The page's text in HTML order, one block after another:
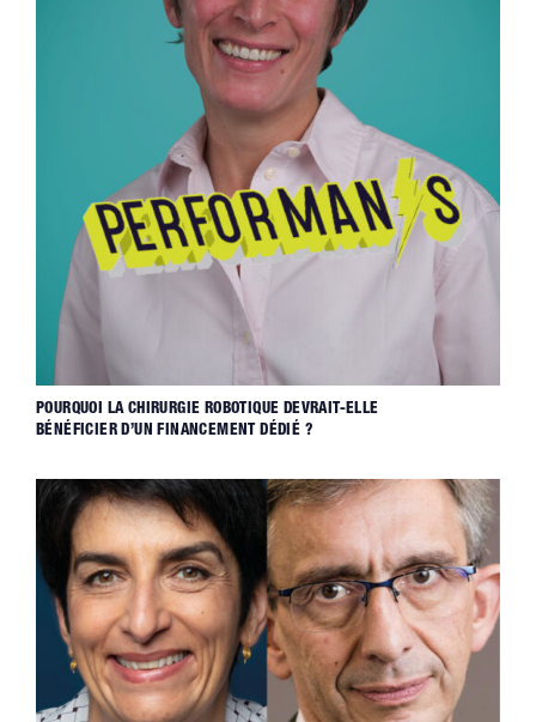
POURQUOI LA CHIRURGIE ROBOTIQUE DEVRAIT-ELLE
BÉNÉFICIER D’UN FINANCEMENT DÉDIÉ ?